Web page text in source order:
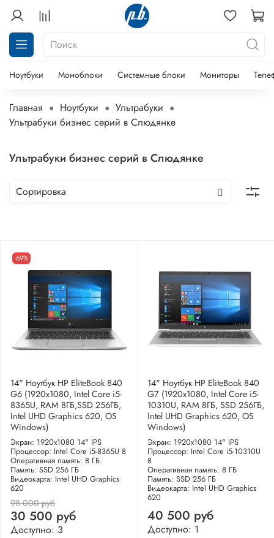
Ноутбуки Моноблоки Системные блоки Мониторы
Главная Ноутбуки
Ультрабуки
Ультрабуки бизнес серий в Слюдянке
Ультрабуки бизнес серий в Слюдянке
-69%
14" Ноутбук HP EliteBook 840
G6 (1920x1080, Intel Core i5-
8365U, RAM 8ГБ,SSD 256ГБ,
Intel UHD Graphics 620, OS
Windows)
Экран: 1920x1080 14" IPS
Процессор: Intel Core i5-8365U 8
Оперативная память: 8 ГБ
Память: SSD 256 ГБ
Видеокарта: Intel UHD Graphics
620
98 000 руб
30 500 руб
Доступно: 3
14" Ноутбук HP EliteBook 840
G7 (1920x1080, Intel Core i5-
10310U, RAM 8ГБ, SSD 256ГБ,
Intel UHD Graphics 620, OS
Windows)
Экран: 1920x1080 14" IPS
Процессор: Intel Core i5-10310U
8
Оперативная память: 8 ГБ
Память: SSD 256 ГБ
Видеокарта: Intel UHD Graphics
620
40 500 руб
Доступно: 1